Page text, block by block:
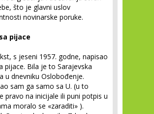
što je glavni uslov
novinarske poruke.
pijace
s jeseni 1957. godne, napisao
pijace. Bila je to Sarajevska
u dnevniku Oslobođenje.
sam ga samo sa U. (u to
pravo na inicijale ili puni potpis u
moralo se «zaraditi» ).